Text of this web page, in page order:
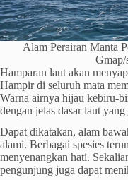
Alam Perairan Manta
Hamparan laut akan
Hampir di seluruh mata
Warna airnya hijau kebiru-
dengan jelas dasar laut
Dapat dikatakan, alam
alami. Berbagai spesies
menyenangkan hati.
pengunjung juga dapat